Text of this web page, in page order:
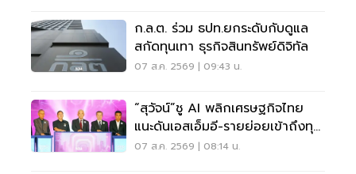
ก.ล.ต. ร่วม ธปท.ยกระดับกับดูแล
สกัดทุนเทา ธุรกิจสินทรัพย์ดิจิทัล
07 ส.ค. 2569 | 09:43 น.
“สุวัจน์”ชู AI พลิกเศรษฐกิจไทย
แนะดันเอสเอ็มอี-รายย่อยเข้าถึงทุน
ฝ่าวิกฤต
07 ส.ค. 2569 | 08:14 น.